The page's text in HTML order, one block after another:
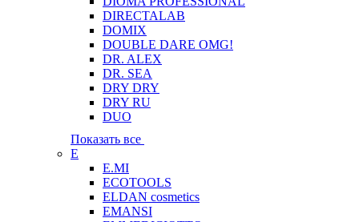
DIRECTALAB
DOMIX
DOUBLE DARE OMG!
DR. ALEX
DR. SEA
DRY DRY
DRY RU
DUO
Показать все
E
E.MI
ECOTOOLS
ELDAN cosmetics
EMANSI